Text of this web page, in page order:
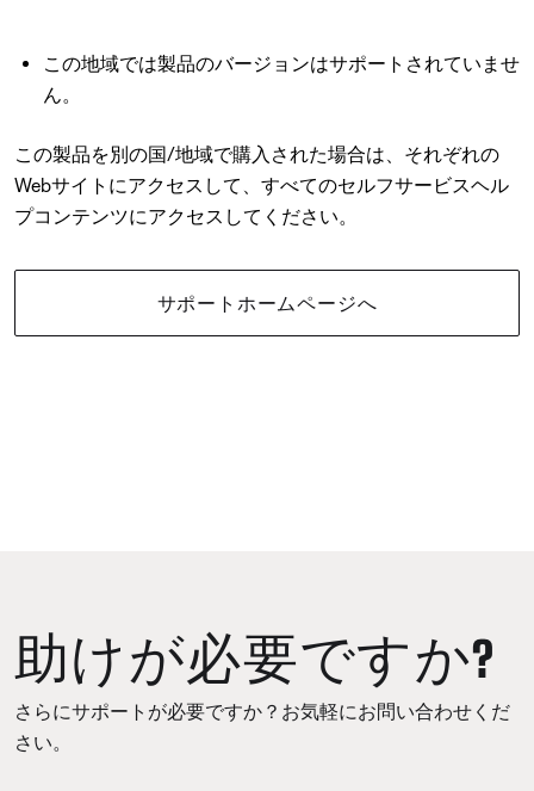
この地域では製品のバージョンはサポートされていませ
ん。
この製品を別の国/地域で購入された場合は、それぞれの
Webサイトにアクセスして、すべてのセルフサービスヘル
プコンテンツにアクセスしてください。
サポートホームページへ
助けが必要ですか?
さらにサポートが必要ですか？お気軽にお問い合わせくだ
さい。